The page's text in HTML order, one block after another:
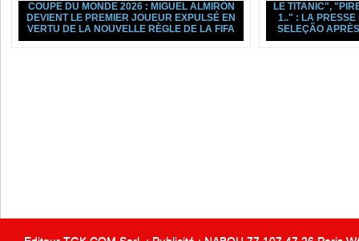
COUPE DU MONDE 2026 : MIGUEL ALMIRÓN
DEVIENT LE PREMIER JOUEUR EXPULSÉ EN
VERTU DE LA NOUVELLE RÈGLE DE LA FIFA
LE TITANIC",
1.." : LA PRESSE
SELEÇÃO